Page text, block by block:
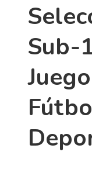
Sub-